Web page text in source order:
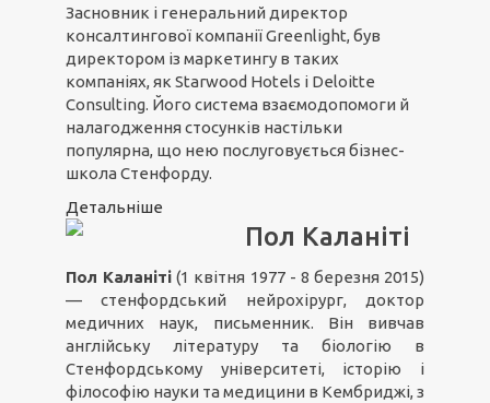
Засновник і генеральний директор
консалтингової компанії Greenlight, був
директором із маркетингу в таких
компаніях, як Starwood Hotels і Deloitte
Consulting. Його система взаємодопомоги й
налагодження стосунків настільки
популярна, що нею послуговується бізнес-
школа Стенфорду.
Детальніше
Пол Каланіті
Пол Каланіті (1 квітня 1977 - 8 березня 2015)
— стенфордський нейрохірург, доктор
медичних наук, письменник. Він вивчав
англійську літературу та біологію в
Стенфордському університеті, історію і
філософію науки та медицини в Кембриджі, з